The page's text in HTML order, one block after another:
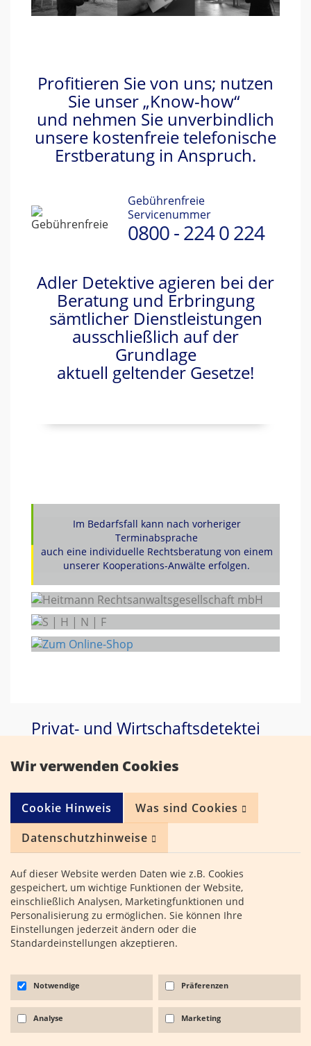
Profitieren Sie von uns; nutzen
Sie unser „Know-how“
und nehmen Sie unverbindlich
unsere kostenfreie telefonische
Erstberatung in Anspruch.
Gebührenfreie
Servicenummer
0800 - 224 0 224
Adler Detektive agieren bei der
Beratung und Erbringung
sämtlicher Dienstleistungen
ausschließlich auf der
Grundlage
aktuell geltender Gesetze!
Im Bedarfsfall kann nach vorheriger
Terminabsprache
auch eine individuelle Rechtsberatung von einem
unserer Kooperations-Anwälte erfolgen.
Privat- und Wirtschaftsdetektei
Gebührenfreie
Servicenummer
0800 - 224 0
Adler Detektei
Sitemap
Qualitätssicherung
Allgemeine rechtliche Hinweise
Datenschutz
Impressum
Wir verwenden Cookies
Cookie Hinweis
Was sind Cookies
Datenschutzhinweise
Auf dieser Website werden Daten wie z.B. Cookies
gespeichert, um wichtige Funktionen der Website,
einschließlich Analysen, Marketingfunktionen und
Personalisierung zu ermöglichen. Sie können Ihre
Einstellungen jederzeit ändern oder die
Standardeinstellungen akzeptieren.
Notwendige Präferenzen
Analyse Marketing